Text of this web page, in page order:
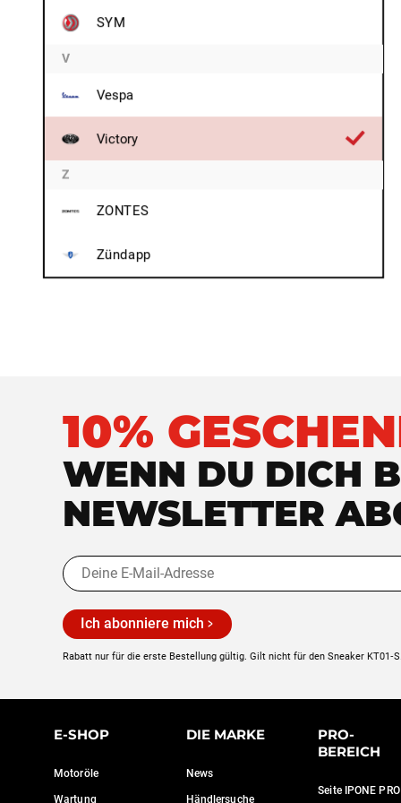
SYM
V
Vespa
Victory
Z
ZONTES
Zündapp
10%
WENN DU DICH
NEWSLETTER
Ich abonniere mich
Rabatt nur für die erste Bestellung gültig. Gilt nicht für den Sneaker KT01‑S.
E-SHOP
Motoröle
Wartung
DIE MARKE
News
Händlersuche
PRO-
BEREICH
Seite IPONE PRO